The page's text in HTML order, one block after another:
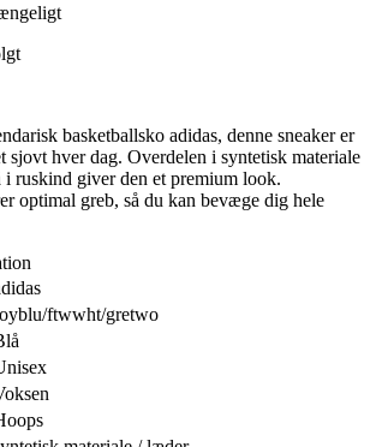
basketballsko adidas, denne sneaker er
sjovt hver dag. Overdelen i syntetisk materiale
ruskind giver den et premium look.
optimal greb, så du kan bevæge dig hele
ftwwht/gretwo